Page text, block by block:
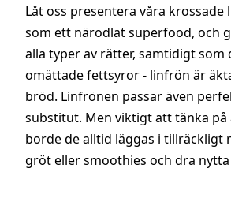
Låt oss presentera våra
som ett närodlat superfood, och
alla typer av rätter, samtidigt
omättade fettsyror - linfrön är
bröd. Linfrönen passar även
substitut. Men viktigt att tänka
borde de alltid läggas i tillräckligt
gröt eller smoothies och dra